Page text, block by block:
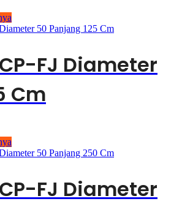
FJ Diameter
Cm
FJ Diameter